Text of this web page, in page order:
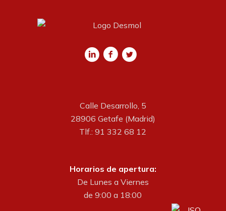
Calle Desarrollo, 5
28906 Getafe (Madrid)
Tlf.: 91 332 68 12
Horarios de apertura:
De Lunes a Viernes
de 9:00 a 18:00